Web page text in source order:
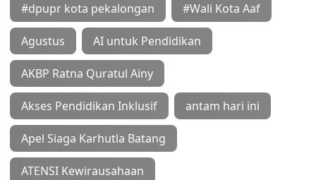
#dpupr kota pekalongan #Wali Kota Aaf
Agustus AI untuk Pendidikan
AKBP Ratna Quratul Ainy
Akses Pendidikan Inklusif antam hari ini
Apel Siaga Karhutla Batang
ATENSI Kewirausahaan